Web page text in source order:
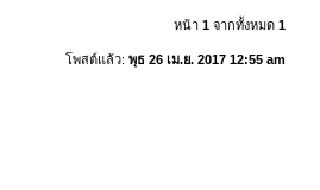
หน้า 1จากทั้งหมด 1
โพสต์แล้ว: พุธ 26 เม.ย. 2017 12:55 am